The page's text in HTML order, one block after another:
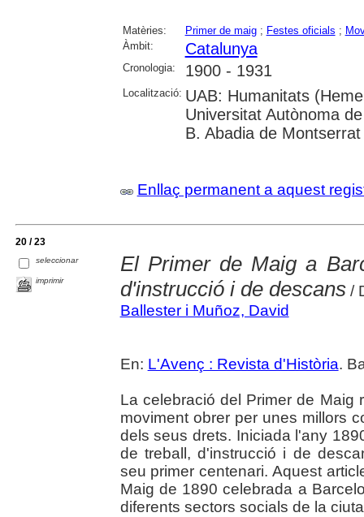
Matèries: Primer de maig; Festes oficials ;
Àmbit:
Catalunya
Cronologia: 1900 - 1931
Localització: UAB: Humanitats
Universitat Autònoma
B. Abadia de Montserrat
Enllaç permanent a aquest
20 / 23
seleccionar
imprimir
El Primer de Maig a
d'instrucció i de descans/
Ballester i Muñoz, David
En: L'Avenç : Revista d'Història.
La celebració del Primer de Maig
moviment obrer per unes millors
dels seus drets. Iniciada l'any
de treball, d'instrucció i de
seu primer centenari. Aquest
Maig de 1890 celebrada a
diferents sectors socials de la